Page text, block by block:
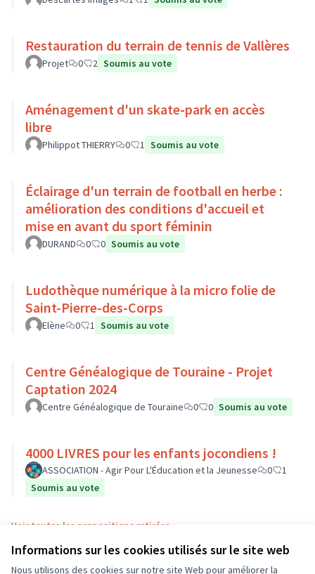
Informations sur les cookies utilisés sur le site web
Nous utilisons des cookies sur notre site Web pour améliorer la
Restauration du terrain de tennis de Vallères
Projet 0 2 Soumis au vote
Aménagement d'un skate-park en accès
libre
Philippot THIERRY 0 1 Soumis au vote
Éclairage d'un terrain de football en herbe :
amélioration des conditions d'accueil et
mise en avant du sport féminin
DURAND 0 0 Soumis au vote
Ludothèque numérique à la micro folie de
Saint-Pierre-des-Corps
Elène 0 1 Soumis au vote
Centre Généalogique de Touraine - Projet
Captation 2024
Centre Généalogique de Touraine 0 0 Soumis au vote
4000 LIVRES pour les enfants jocondiens !
ASSOCIATION - Agir Pour L'Éducation et la Jeunesse 0
1
Soumis au vote
Voir toutes les propositions retirées